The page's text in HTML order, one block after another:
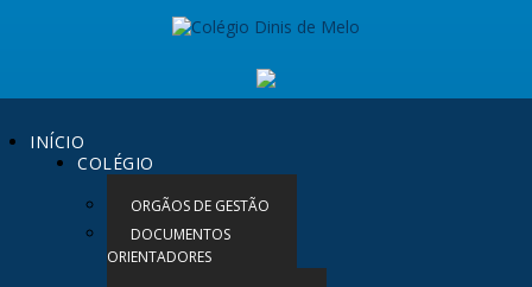
INÍCIO
COLÉGIO
ORGÃOS DE GESTÃO
DOCUMENTOS
ORIENTADORES